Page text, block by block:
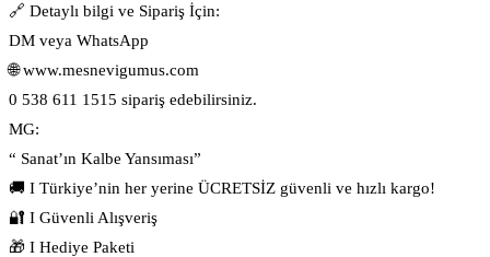
🔗 Detaylı bilgi ve Sipariş İçin:
DM veya WhatsApp
🌐 www.mesnevigumus.com
0 538 611 1515 sipariş edebilirsiniz.
MG:
“ Sanat’ın Kalbe Yansıması”
🚚 I Türkiye’nin her yerine ÜCRETSİZ güvenli ve hızlı kargo!
🔐 I Güvenli Alışveriş
🎁 I Hediye Paketi